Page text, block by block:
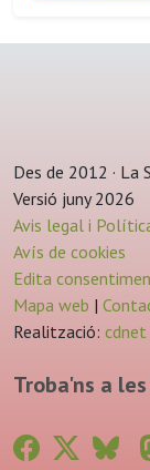
Des de 2012 · La
Versió juny 2026
Avis legal i
Avís de cookies
Edita
Mapa web |
Realització: cdnet
Troba'ns a